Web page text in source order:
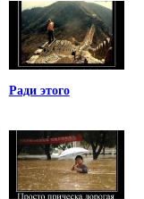
Ради этого